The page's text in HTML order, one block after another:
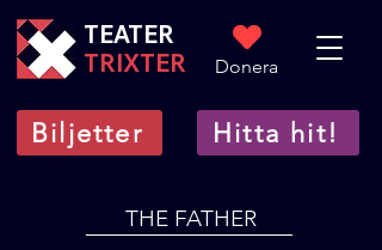
TEATER
TRIXTER
Biljetter Hitta hit!
Donera
THE FATHER